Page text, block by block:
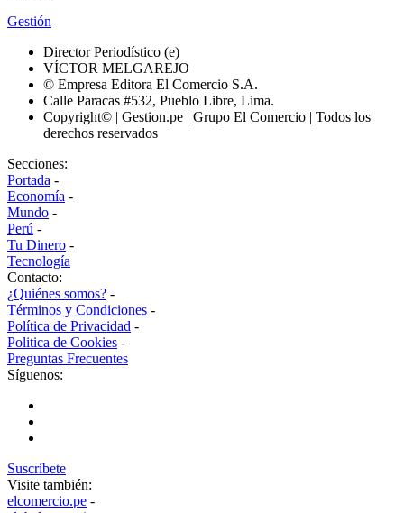
Gestión
Director Periodístico (e)
VÍCTOR MELGAREJO
© Empresa Editora El Comercio S.A.
Calle Paracas #532, Pueblo Libre, Lima.
Copyright© | Gestion.pe | Grupo El Comercio | Todos los
derechos reservados
Secciones:
Portada -
Economía -
Mundo -
Perú -
Tu Dinero -
Tecnología
Contacto:
¿Quiénes somos? -
Términos y Condiciones -
Política de Privacidad -
Politica de Cookies -
Preguntas Frecuentes
Síguenos:
Suscríbete
Visite también:
elcomercio.pe -